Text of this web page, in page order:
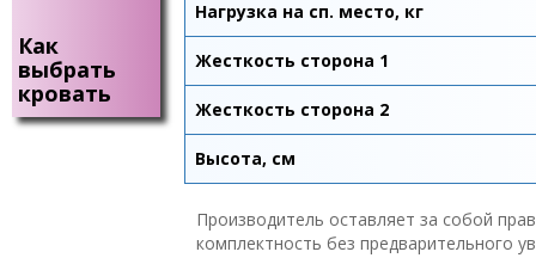
Как
выбрать
кровать
Нагрузка на сп. место, кг
Жесткость сторона 1
Жесткость сторона 2
Высота, см
Производитель оставляет за собой
комплектность без предварительного